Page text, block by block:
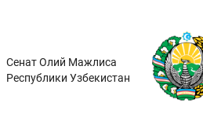
Сенат Олий Мажлиса
Республики Узбекистан